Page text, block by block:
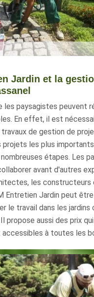
Jardin et la
les paysagistes peuvent
En effet, il est
de gestion de
projets les plus
étapes. Les
avant d'autres
les constructeurs
Entretien Jardin peut
le travail dans les jardins
propose aussi des prix
à toutes les